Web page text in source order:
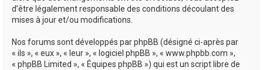
d’être légalement responsable des conditions découlant des
mises à jour et/ou modifications.
Nos forums sont développés par phpBB (désigné ci-après par
« ils », « eux », « leur », « logiciel phpBB », « www.phpbb.com »,
« phpBB Limited », « Équipes phpBB ») qui est un script libre de